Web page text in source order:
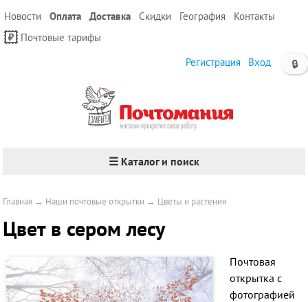
Новости Оплата Доставка Скидки География
Контакты
Почтовые тарифы
🔒
Регистрация Вход
☰ Каталог и поиск
Главная → Наши почтовые открытки → Цветы и растения
Цвет в сером лесу
Почтовая
открытка с
фотографией